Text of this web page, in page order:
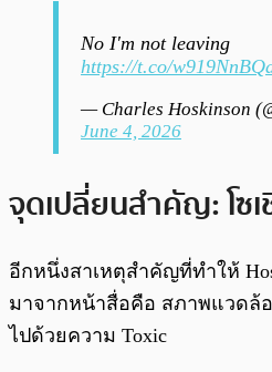
No I'm not leaving
https://t.co/
— Charles Hoskinson
June 4, 2026
จุดเปลี่ยนสำคัญ: โซ
อีกหนึ่งสาเหตุสำคัญที่ทำให้
มาจากหน้าสื่อคือ สภาพแวดล้
ไปด้วยความ Toxic